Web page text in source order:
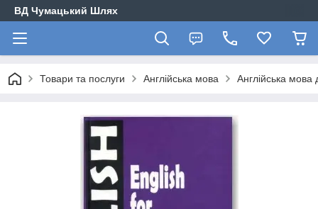
ВД Чумацький Шлях
Товари та послуги Англійська мова Англійська